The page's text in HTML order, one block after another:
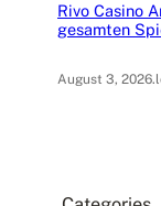
Rivo Casino
gesamten
August 3, 2026.